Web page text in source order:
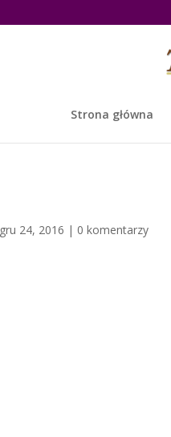
Strona główna
gru 24, 2016 | 0 komentarzy